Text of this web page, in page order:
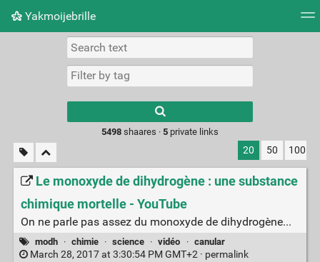
Yakmoijebrille
Picture wall
results.
5498shaares · 5private links
20 50 100
Le monoxyde de dihydrogène : une substance
chimique mortelle - YouTube
On ne parle pas assez du monoxyde de dihydrogène...
modh · chimie · science · vidéo · canular
March 28, 2017 at 3:30:54 PM GMT+2 · permalink